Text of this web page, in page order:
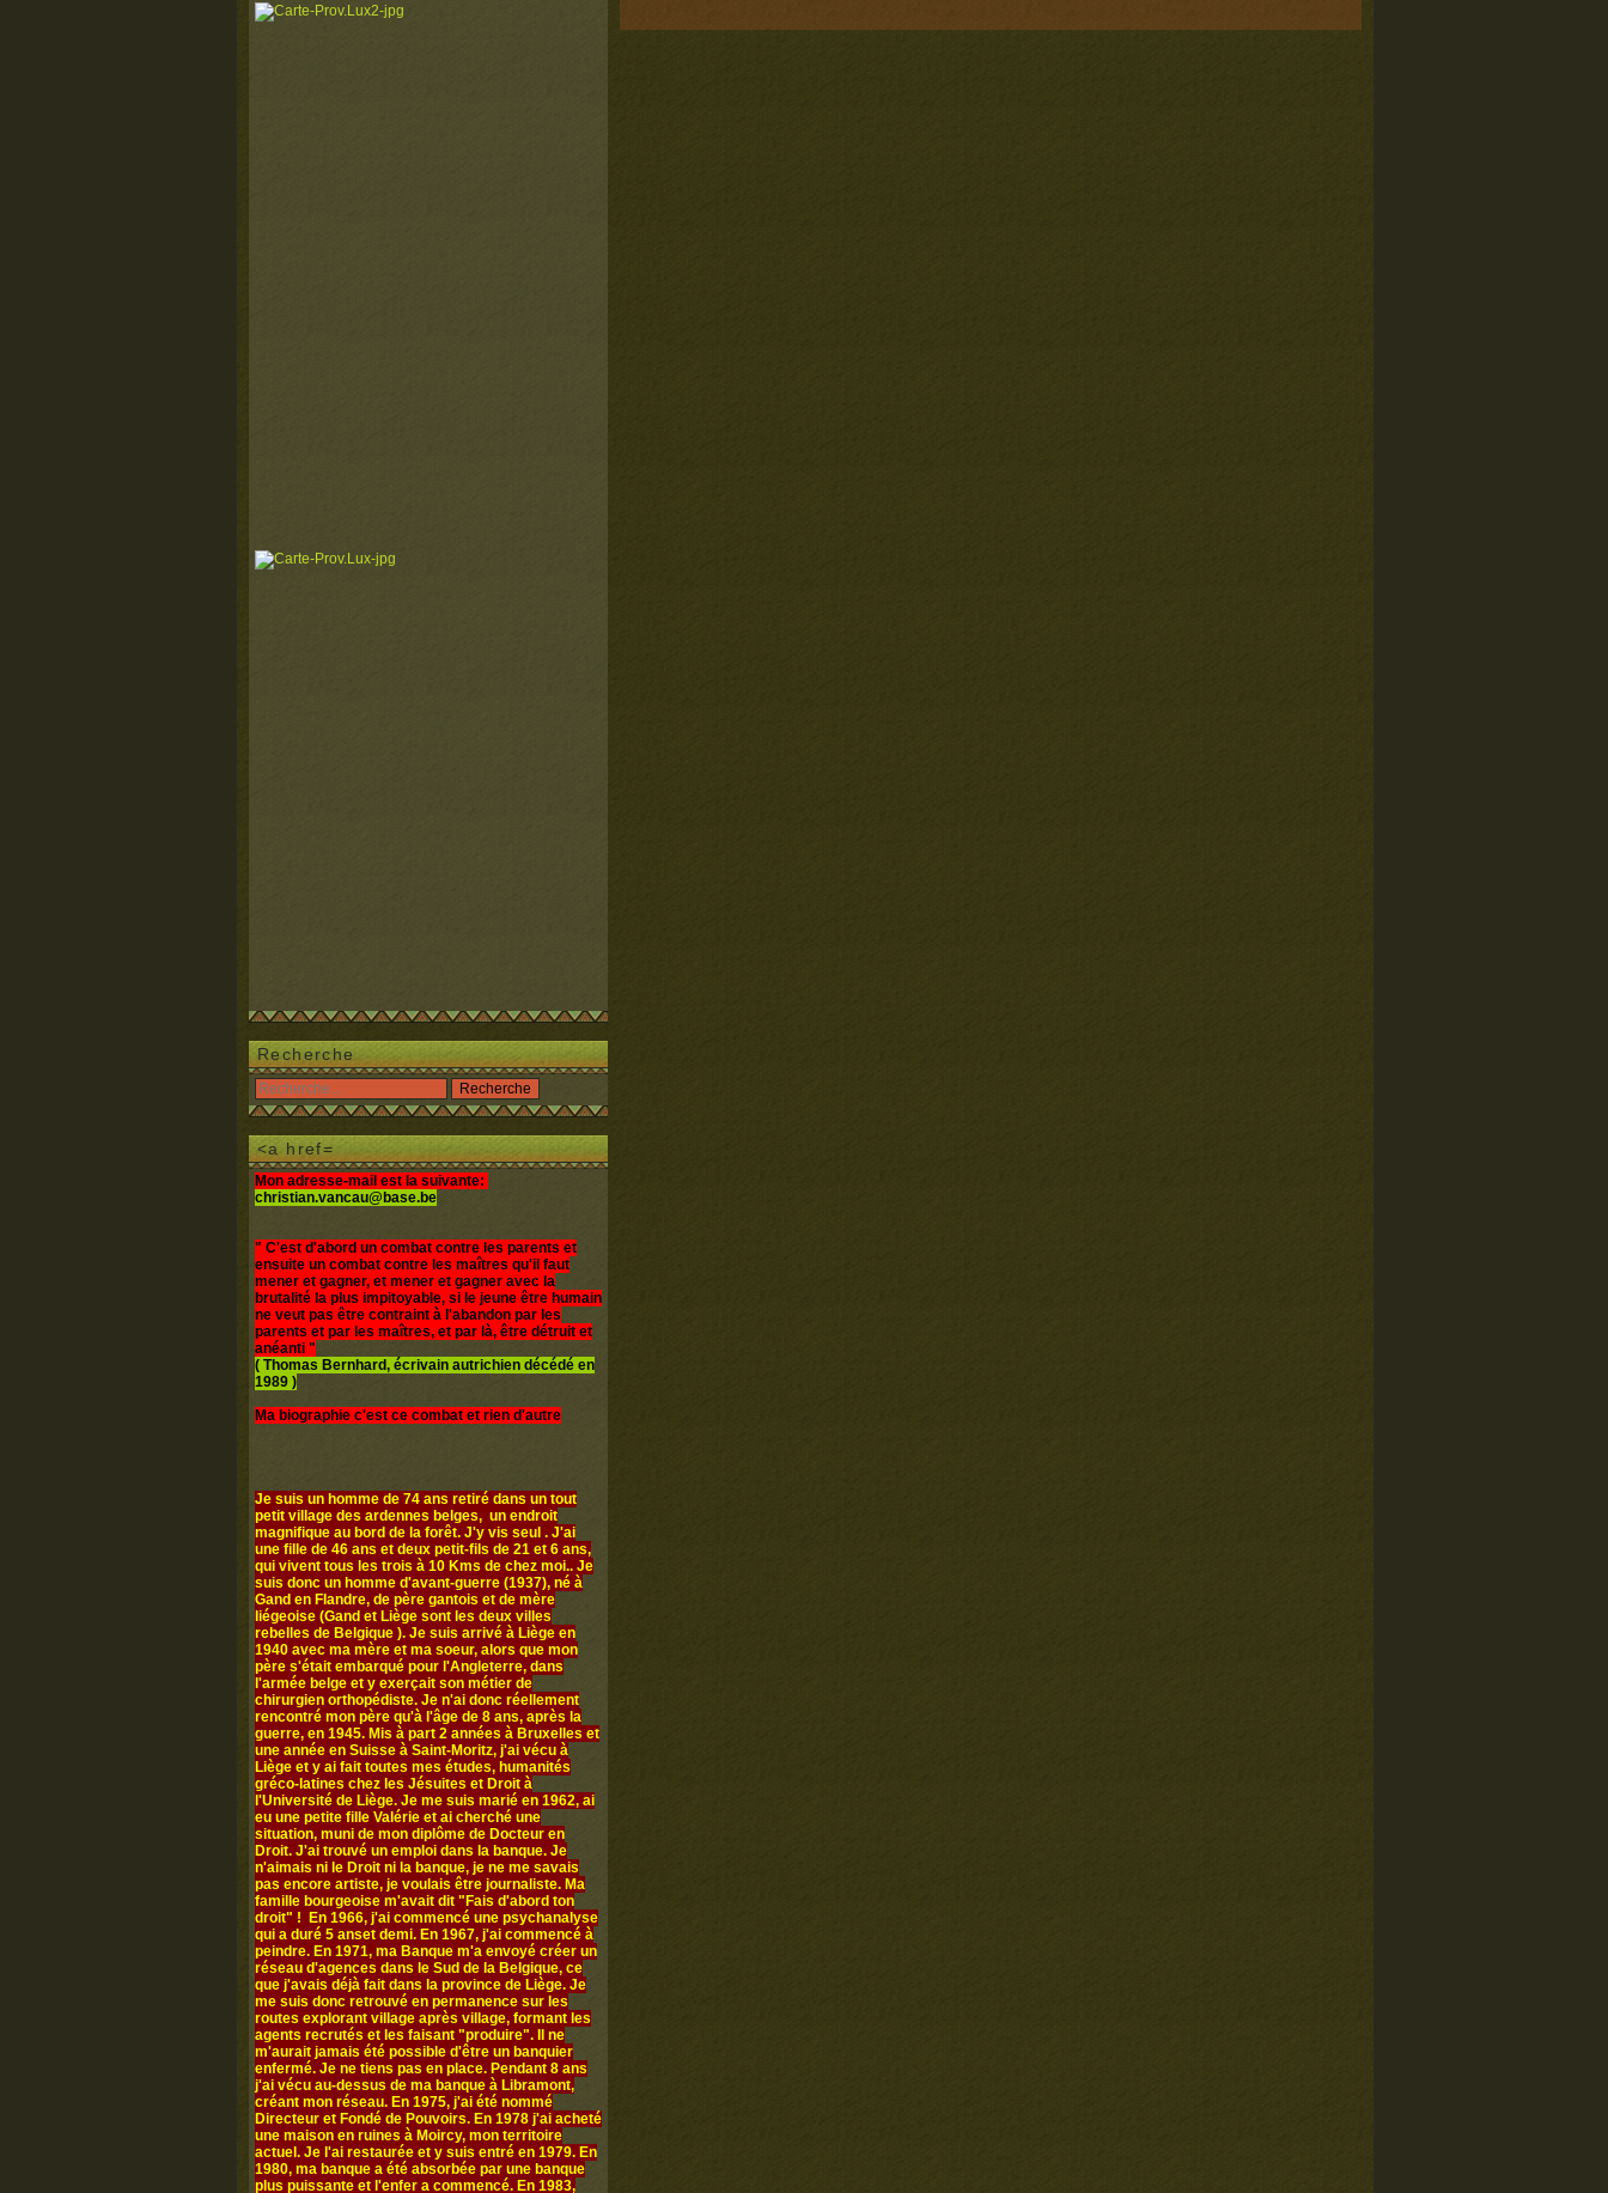
Recherche
<a href=
Mon adresse-mail est la suivante:
christian.vancau@base.be
" C'est d'abord un combat contre les parents et
ensuite un combat contre les maîtres qu'il faut
mener et gagner, et mener et gagner avec la
brutalité la plus impitoyable, si le jeune être humain
ne veut pas être contraint à l'abandon par les
parents et par les maîtres, et par là, être détruit et
anéanti "
( Thomas Bernhard, écrivain autrichien décédé en
1989 )
Ma biographie c'est ce combat et rien d'autre
Je suis un homme de 74 ans retiré dans un tout
petit village des ardennes belges, un endroit
magnifique au bord de la forêt. J'y vis seul . J'ai
une fille de 46 ans et deux petit-fils de 21 et 6 ans,
qui vivent tous les trois à 10 Kms de chez moi.. Je
suis donc un homme d'avant-guerre (1937), né à
Gand en Flandre, de père gantois et de mère
liégeoise (Gand et Liège sont les deux villes
rebelles de Belgique ). Je suis arrivé à Liège en
1940 avec ma mère et ma soeur, alors que mon
père s'était embarqué pour l'Angleterre, dans
l'armée belge et y exerçait son métier de
chirurgien orthopédiste. Je n'ai donc réellement
rencontré mon père qu'à l'âge de 8 ans, après la
guerre, en 1945. Mis à part 2 années à Bruxelles et
une année en Suisse à Saint-Moritz, j'ai vécu à
Liège et y ai fait toutes mes études, humanités
gréco-latines chez les Jésuites et Droit à
l'Université de Liège. Je me suis marié en 1962, ai
eu une petite fille Valérie et ai cherché une
situation, muni de mon diplôme de Docteur en
Droit. J'ai trouvé un emploi dans la banque. Je
n'aimais ni le Droit ni la banque, je ne me savais
pas encore artiste, je voulais être journaliste. Ma
famille bourgeoise m'avait dit "Fais d'abord ton
droit" ! En 1966, j'ai commencé une psychanalyse
qui a duré 5 anset demi. En 1967, j'ai commencé à
peindre. En 1971, ma Banque m'a envoyé créer un
réseau d'agences dans le Sud de la Belgique, ce
que j'avais déjà fait dans la province de Liège. Je
me suis donc retrouvé en permanence sur les
routes explorant village après village, formant les
agents recrutés et les faisant "produire". Il ne
m'aurait jamais été possible d'être un banquier
enfermé. Je ne tiens pas en place. Pendant 8 ans
j'ai vécu au-dessus de ma banque à Libramont,
créant mon réseau. En 1975, j'ai été nommé
Directeur et Fondé de Pouvoirs. En 1978 j'ai acheté
une maison en ruines à Moircy, mon territoire
actuel. Je l'ai restaurée et y suis entré en 1979. En
1980, ma banque a été absorbée par une banque
plus puissante et l'enfer a commencé. En 1983,